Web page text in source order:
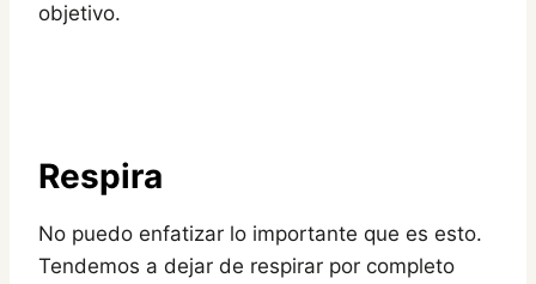
objetivo.
Respira
No puedo enfatizar lo importante que es esto.
Tendemos a dejar de respirar por completo